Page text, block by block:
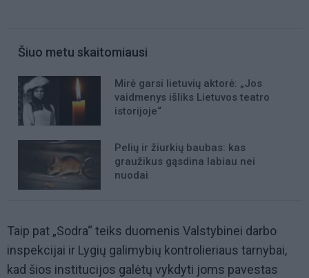
Šiuo metu skaitomiausi
Mirė garsi lietuvių aktorė: „Jos
vaidmenys išliks Lietuvos teatro
istorijoje“
Pelių ir žiurkių baubas: kas
graužikus gąsdina labiau nei
nuodai
Taip pat „Sodra“ teiks duomenis Valstybinei darbo
inspekcijai ir Lygių galimybių kontrolieriaus tarnybai,
kad šios institucijos galėtų vykdyti joms pavestas